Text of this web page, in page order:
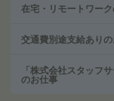
在宅・リモートワー
交通費別途支給あり
「株式会社スタッフ
のお仕事